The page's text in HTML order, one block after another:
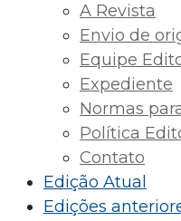
A Revista
Envio de
Equipe
Expediente
Normas
Política
Contato
Edição Atual
Edições